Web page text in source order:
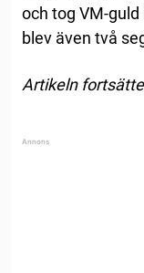
och tog VM-
blev även två
Artikeln